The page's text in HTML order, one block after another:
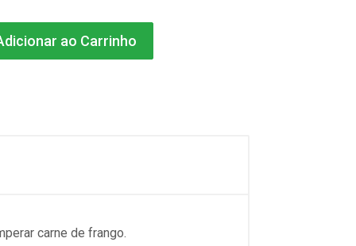
ao Carrinho
carne de frango.